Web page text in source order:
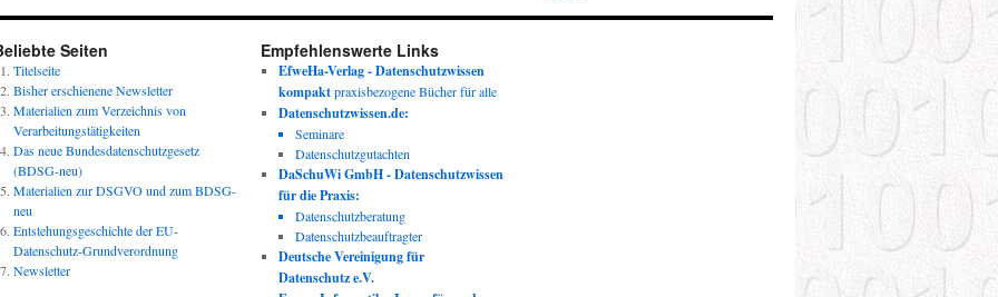
Seiten
Titelseite
Bisher erschienene Newsletter
Materialien zum Verzeichnis von
Verarbeitungstätigkeiten
Das neue Bundesdatenschutzgesetz
(BDSG-neu)
Materialien zur DSGVO und zum BDSG-
neu
Entstehungsgeschichte der EU-
Datenschutz-Grundverordnung
Newsletter
Empfehlenswerte Links
EfweHa-Verlag - Datenschutzwissen
kompaktpraxisbezogene Bücher für alle
Datenschutzwissen.de:
Seminare
Datenschutzgutachten
DaSchuWi GmbH - Datenschutzwissen
für die Praxis:
Datenschutzberatung
Datenschutzbeauftragter
Deutsche Vereinigung für
Datenschutz e.V.